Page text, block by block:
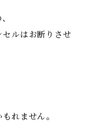
ルはお断りさせ
れません。